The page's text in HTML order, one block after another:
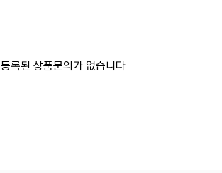
등록된 상품문의가 없습니다